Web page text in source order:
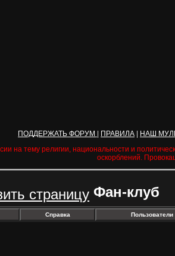
ПОДДЕРЖАТЬ ФОРУМ ПРАВИЛА
НАШ
на тему религии, национальности и
оскорблений.
Фан-клуб
Справка Пользователи